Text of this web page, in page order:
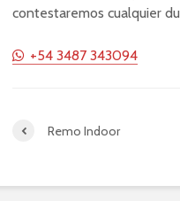
contestaremos cualquier
+54 3487 343094
Remo Indoor